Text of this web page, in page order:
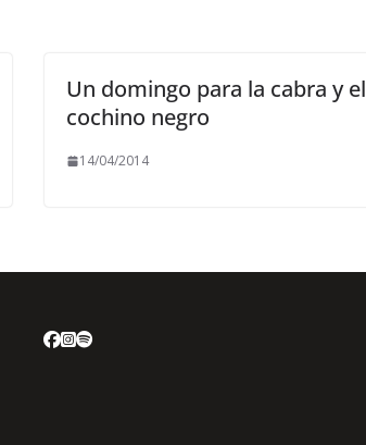
Un domingo para la cabra y el
cochino negro
14/04/2014